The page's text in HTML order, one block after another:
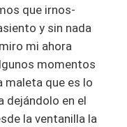
que irnos-
y sin nada
mi ahora
momentos
maleta que es lo
dejándolo en el
la ventanilla la